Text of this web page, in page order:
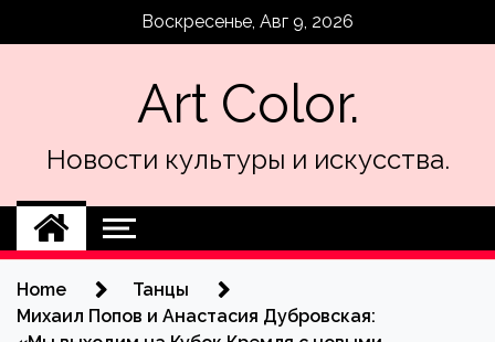
Воскресенье, Авг 9, 2026
Art Color.
Новости культуры и искусства.
Home
Танцы
Михаил Попов и Анастасия Дубровская: